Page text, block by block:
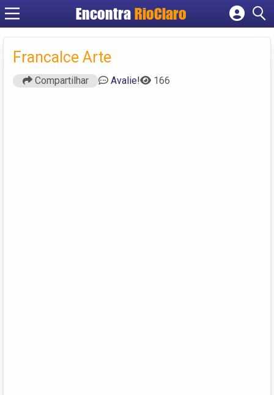
Encontra RioClaro
Cadastrar empresa
Francalce Arte
Compartilhar Avalie! 166